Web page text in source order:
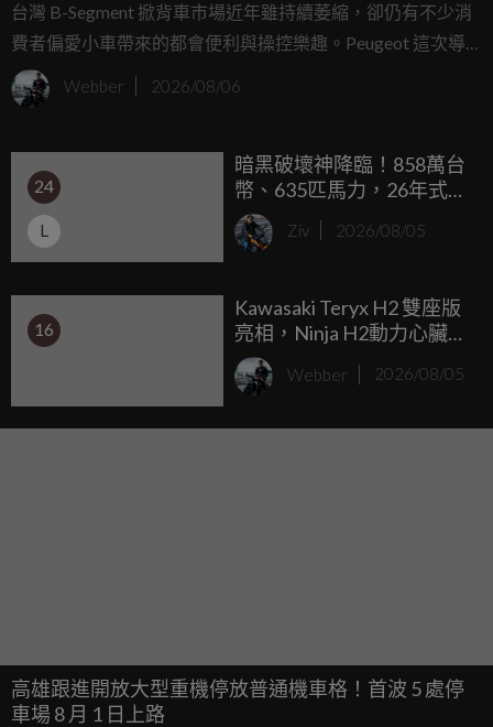
台灣 B-Segment 掀背車市場近年雖持續萎縮，卻仍有不少消
費者偏愛小車帶來的都會便利與操控樂趣。Peugeot 這次導
入全新 208 Hybrid，以 94.8 萬元（含貨物稅減徵優惠）售價
切入進口小型掀背市場，除了保留法系車鮮明的設計感，也
耗與日常使用之間尋求平衡。
Webber 2026/08/06
24
L
暗黑破壞神降臨！858萬台
幣、635匹馬力，26年式
Defender OCTA Black 全台
限量5台剽悍登台
Ziv 2026/08/05
16
Kawasaki Teryx H2 雙座版
亮相，Ninja H2動力心臟，
250匹暴力 UTV
Webber 2026/08/05
高雄跟進開放大型重機停放普通機車格！首波 5 處停
車場 8 月 1 日上路